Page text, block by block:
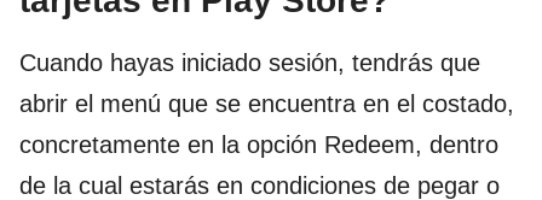
Cuando hayas iniciado sesión, tendrás que
abrir el menú que se encuentra en el costado,
concretamente en la opción Redeem, dentro
de la cual estarás en condiciones de pegar o